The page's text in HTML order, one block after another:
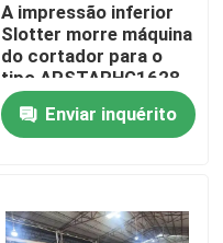
A impressão inferior
Slotter morre máquina
do cortador para o
tipo APSTARHG1628
de Dongfang
Enviar inquérito